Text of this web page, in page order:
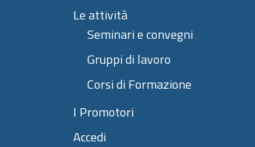
Le attività
Seminari e convegni
Gruppi di lavoro
Corsi di Formazione
I Promotori
Accedi